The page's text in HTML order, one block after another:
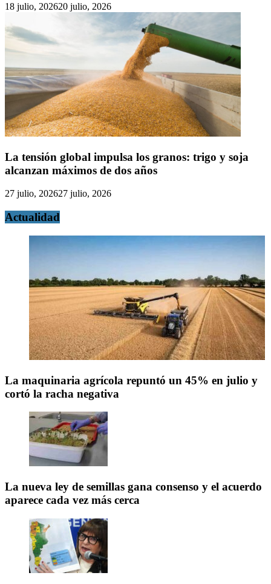
18 julio, 202620 julio, 2026
La tensión global impulsa los granos: trigo y soja
alcanzan máximos de dos años
27 julio, 202627 julio, 2026
Actualidad
La maquinaria agrícola repuntó un 45% en julio y
cortó la racha negativa
La nueva ley de semillas gana consenso y el acuerdo
aparece cada vez más cerca